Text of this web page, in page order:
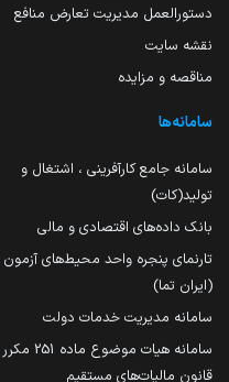
دستورالعمل مدیریت تعارض منافع
نقشه سایت
مناقصه و مزایده
سامانه‌ها
سامانه جامع کارآفرینی ، اشتغال و
تولید(کات)
بانک داده‌های اقتصادی و مالی
تارنمای پنجره واحد محیط‌های آزمون
(ایران تما)
سامانه مدیریت خدمات دولت
سامانه هیات موضوع ماده 251 مکرر
قانون مالیات‌های مستقیم